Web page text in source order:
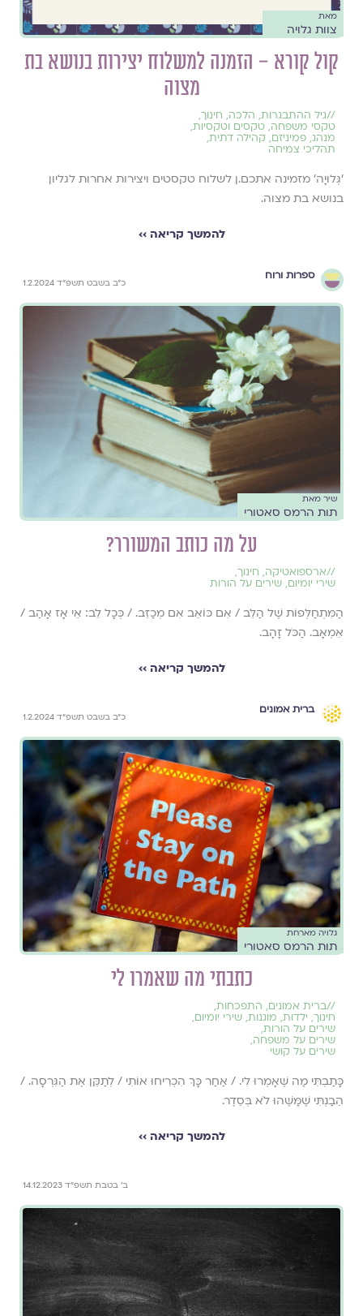
מאת
צוות גלויה
קול קורא – הזמנה למשלוח יצירות בנושא בת
מצוה
//גיל ההתבגרות, הלכה, חינוך,
טקסי משפחה, טקסים וטקסיות,
מנהג, פמיניזם, קהילה דתית,
תהליכי צמיחה
׳גְּלוּיָה׳ מזמינה אתכם.ן לשלוח טקסטים ויצירות אחרות לגליון
בנושא בת מצוה.
להמשך קריאה ››
ספרות ורוח
כ״ב בשבט תשפ״ד 1.2.2024
שיר מאת
תות הרמס סאטורי
על מה כותב המשורר?
//ארספואטיקה, חינוך,
שירי יומיום, שירים על הורות
הַמִּתְחַלְּפוֹת שֶׁל הַלֵּב / אִם כּוֹאֵב אִם מְכַזֵּב. / כְּכָל לֵב: אֵי אָז אָהַב /
אֵמְאָב. הַכֹּל זָהָב.
להמשך קריאה ››
ברית אמונים
כ״ב בשבט תשפ״ד 1.2.2024
גלויה מארחת
תות הרמס סאטורי
כתבתי מה שאמרו לי
//ברית אמונים, התפכחות,
חינוך, ילדוּת, מוגנות, שירי יומיום,
שירים על הורות,
שירים על משפחה,
שירים על קושי
כָּתַבְתִּי מַה שֶּׁאָמְרוּ לִי. / אַחַר כָּךְ הִכְרִיחוּ אוֹתִי / לְתַקֵּן אֶת הַגִּרְסָה. /
הֵבַנְתִּי שֶׁמַּשֶּׁהוּ לֹא בְּסֵדֶר.
להמשך קריאה ››
ב׳ בטבת תשפ״ד 14.12.2023